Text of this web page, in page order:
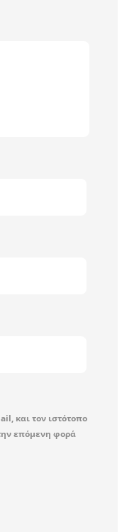
και τον ιστότοπο
επόμενη φορά